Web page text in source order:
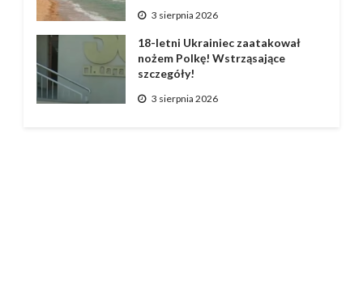
3 sierpnia 2026
18-letni Ukrainiec zaatakował
nożem Polkę! Wstrząsające
szczegóły!
3 sierpnia 2026